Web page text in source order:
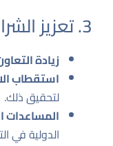
3. تعزيز الشراكات الدولية
زيادة
استقطاب
لتحقيق ذلك.
المساعدات
الدولية في